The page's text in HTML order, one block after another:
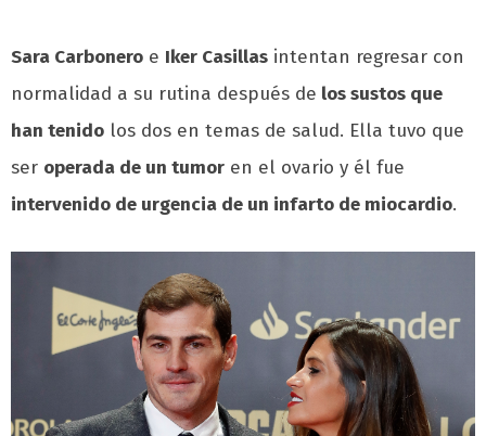
Sara Carbonero e Iker Casillas intentan regresar con
normalidad a su rutina después de los sustos que
han tenido los dos en temas de salud. Ella tuvo que
ser operada de un tumor en el ovario y él fue
intervenido de urgencia de un infarto de miocardio.